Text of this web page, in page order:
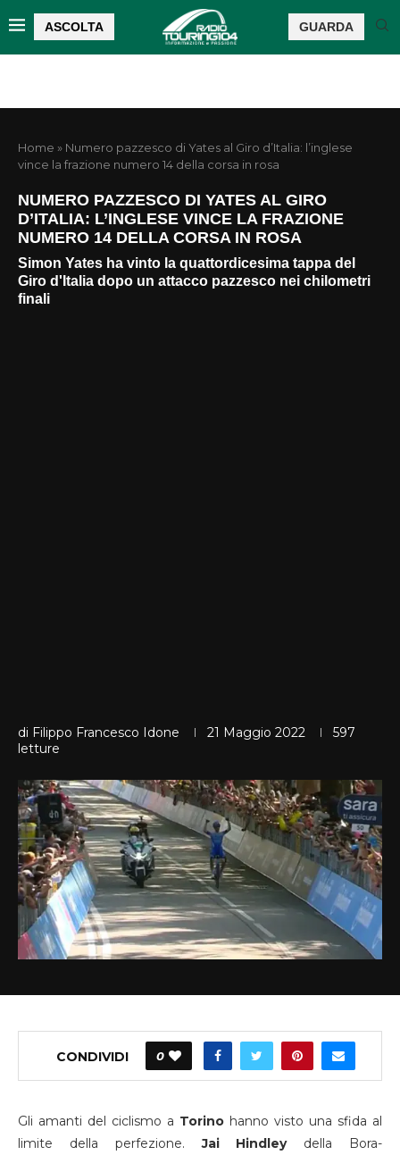
ASCOLTA GUARDA
Home » Numero pazzesco di Yates al Giro d’Italia: l’inglese
vince la frazione numero 14 della corsa in rosa
NUMERO PAZZESCO DI YATES AL GIRO
D’ITALIA: L’INGLESE VINCE LA FRAZIONE
NUMERO 14 DELLA CORSA IN ROSA
Simon Yates ha vinto la quattordicesima tappa del
Giro d'Italia dopo un attacco pazzesco nei chilometri
finali
di Filippo Francesco Idone 21 Maggio 2022
597
letture
CONDIVIDI 0
Gli amanti del ciclismo a Torino hanno visto una sfida al
limite della perfezione.Jai Hindleydella Bora-